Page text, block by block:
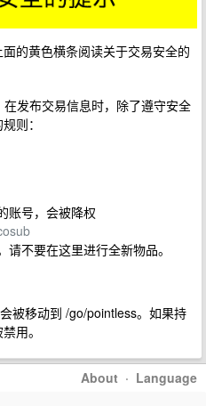
的黄色横条阅读关于交易安全的
发布交易信息时，除了遵守安全
则：
账号，会被降权
不要在这里进行全新物品。
被移动到 /go/pointless。如果持
用。
About · Language